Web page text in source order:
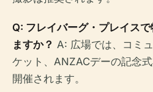
Q: フレイバーグ・プレイス
ますか？ A: 広場では、コミ
ケット、ANZACデーの記念
開催されます。